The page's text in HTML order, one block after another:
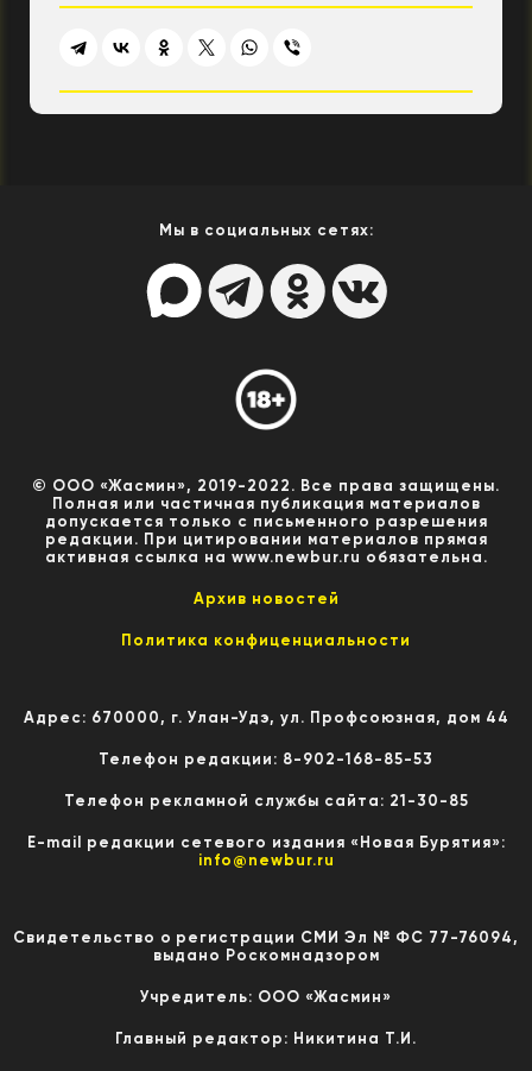
Мы в социальных сетях:
© ООО «Жасмин», 2019-2022. Все права защищены.
Полная или частичная публикация материалов
допускается только с письменного разрешения
редакции. При цитировании материалов прямая
активная ссылка на www.newbur.ru обязательна.
Архив новостей
Политика конфиценциальности
Адрес: 670000, г. Улан-Удэ, ул. Профсоюзная, дом 44
Телефон редакции: 8-902-168-85-53
Телефон рекламной службы сайта: 21-30-85
E-mail редакции сетевого издания «Новая Бурятия»:
info@newbur.ru
Свидетельство о регистрации СМИ Эл № ФС 77-76094,
выдано Роскомнадзором
Учредитель: ООО «Жасмин»
Главный редактор: Никитина Т.И.